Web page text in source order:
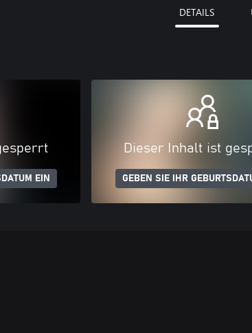
DETAILS
EIN
Dieser Inhalt ist
GEBEN SIE IHR